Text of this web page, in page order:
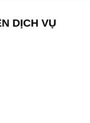
DỊCH VỤ